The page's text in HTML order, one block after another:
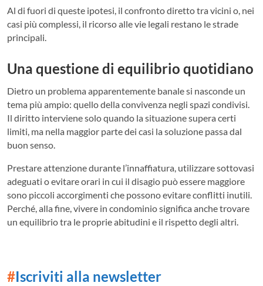
Al di fuori di queste ipotesi, il confronto diretto tra vicini o, nei
casi più complessi, il ricorso alle vie legali restano le strade
principali.
Una questione di equilibrio quotidiano
Dietro un problema apparentemente banale si nasconde un
tema più ampio: quello della convivenza negli spazi condivisi.
Il diritto interviene solo quando la situazione supera certi
limiti, ma nella maggior parte dei casi la soluzione passa dal
buon senso.
Prestare attenzione durante l’innaffiatura, utilizzare sottovasi
adeguati o evitare orari in cui il disagio può essere maggiore
sono piccoli accorgimenti che possono evitare conflitti inutili.
Perché, alla fine, vivere in condominio significa anche trovare
un equilibrio tra le proprie abitudini e il rispetto degli altri.
#Iscriviti alla newsletter